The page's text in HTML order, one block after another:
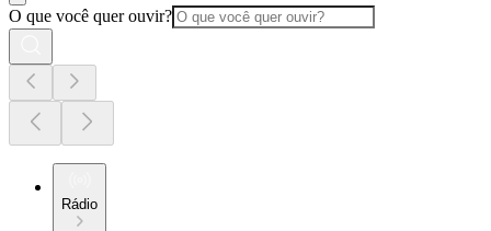
O que você quer ouvir?
Rádio